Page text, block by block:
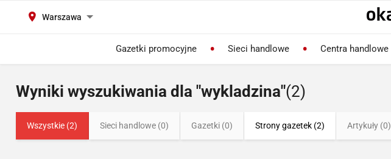
Warszawa
Gazetki promocyjne Sieci handlowe Centra handlowe
Wyniki wyszukiwania dla "wykladzina"(2)
Wszystkie (2) Sieci handlowe (0) Gazetki (0) Strony gazetek (2) Artykuły (0)